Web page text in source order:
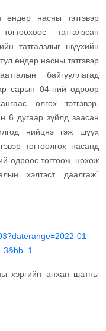
насны тэтгэвэр
татгалзсан
татгалзлыг шүүхийн
өндөр насны тэтгэвэр
байгууллагад
сарын 04-ний өдрөөр
олгох тэтгэвэр,
6 дугаар зүйлд заасан
нийцнэ гэж шүүх
тогтоолгох насанд
өдрөөс тогтоож, нөхөж
хэлтэст даалгаж”
01-
хэргийн анхан шатны